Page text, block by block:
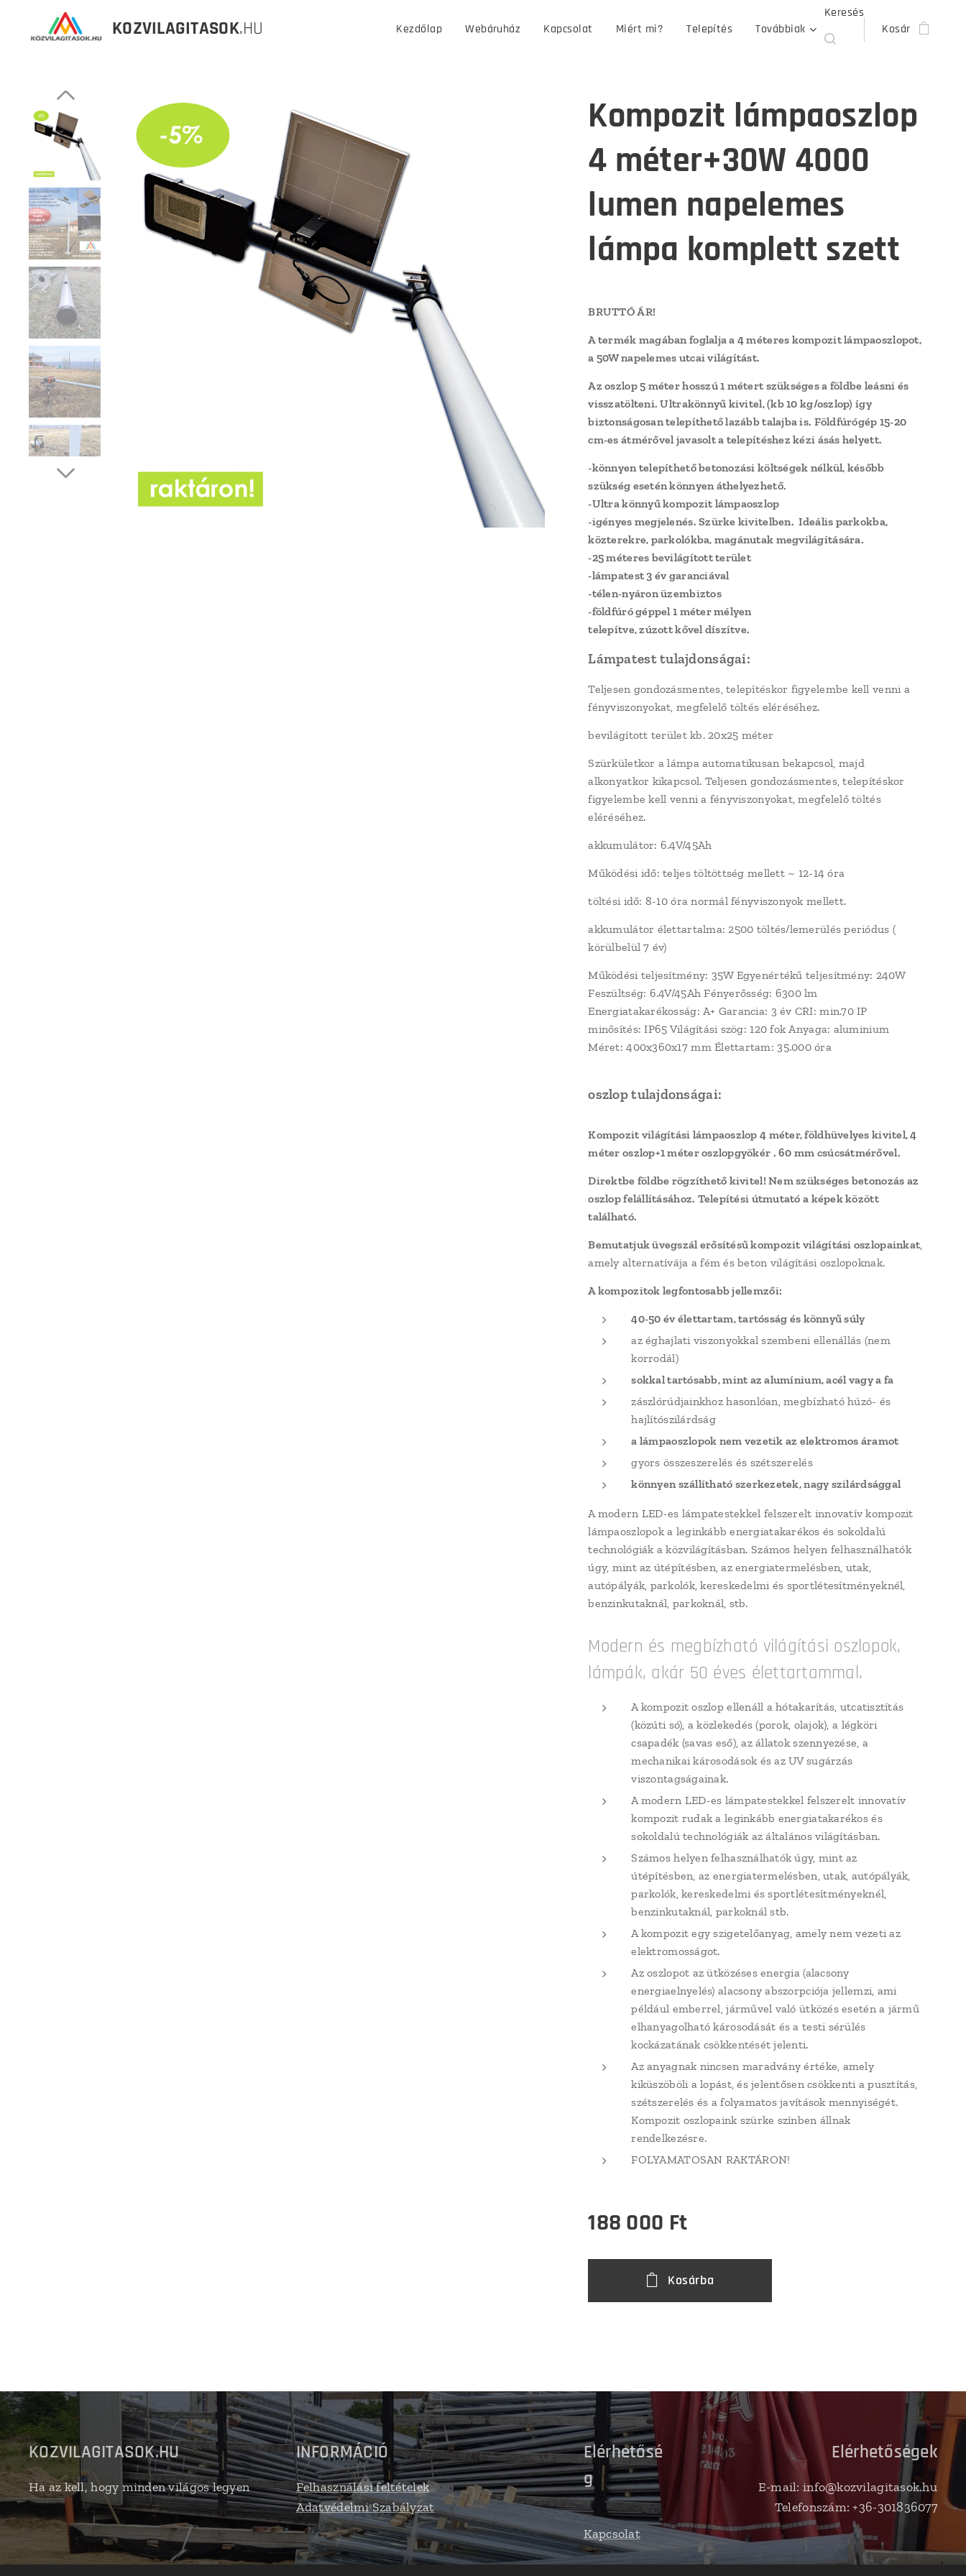
KOZVILAGITASOK.HU Kezdőlap Webáruház Kapcsolat Miért mi? Telepítés Továbbiak
Keresés
Kosár
Kompozit lámpaoszlop
4 méter+30W 4000
lumen napelemes
lámpa komplett szett
BRUTTÓ ÁR!
A termék magában foglalja a 4 méteres kompozit lámpaoszlopot,
a 50W napelemes utcai világítást.
Az oszlop 5 méter hosszú 1 métert szükséges a földbe leásni és
visszatölteni. Ultrakönnyű kivitel, (kb 10 kg/oszlop) így
biztonságosan telepíthető lazább talajba is. Földfúrógép 15-20
cm-es átmérővel javasolt a telepítéshez kézi ásás helyett.
-könnyen telepíthető betonozási költségek nélkül, később
szükség esetén könnyen áthelyezhető.
-Ultra könnyű kompozit lámpaoszlop
-igényes megjelenés. Szürke kivitelben. Ideális parkokba,
közterekre, parkolókba, magánutak megvilágítására.
-25 méteres bevilágított terület
-lámpatest 3 év garanciával
-télen-nyáron üzembiztos
-földfúró géppel 1 méter mélyen
telepítve, zúzott kővel díszítve.
Lámpatest tulajdonságai:
Teljesen gondozásmentes, telepítéskor figyelembe kell venni a
fényviszonyokat, megfelelő töltés eléréséhez.
bevilágított terület kb. 20x25 méter
Szürkületkor a lámpa automatikusan bekapcsol, majd
alkonyatkor kikapcsol. Teljesen gondozásmentes, telepítéskor
figyelembe kell venni a fényviszonyokat, megfelelő töltés
eléréséhez.
akkumulátor: 6.4V/45Ah
Működési idő: teljes töltöttség mellett ~ 12-14 óra
töltési idő: 8-10 óra normál fényviszonyok mellett.
akkumulátor élettartalma: 2500 töltés/lemerülés periódus (
körülbelül 7 év)
Működési teljesítmény: 35W Egyenértékű teljesítmény: 240W
Feszültség: 6.4V/45Ah Fényerősség: 6300 lm
Energiatakarékosság: A+ Garancia: 3 év CRI: min.70 IP
minősítés: IP65 Világítási szög: 120 fok Anyaga: aluminium
Méret: 400x360x17 mm Élettartam: 35.000 óra
oszlop tulajdonságai:
Kompozit világítási lámpaoszlop 4 méter, földhüvelyes kivitel, 4
méter oszlop+1 méter oszlopgyökér . 60 mm csúcsátmérővel.
Direktbe földbe rögzíthető kivitel! Nem szükséges betonozás az
oszlop felállításához. Telepítési útmutató a képek között
található.
Bemutatjuk üvegszál erősítésű kompozit világítási oszlopainkat,
amely alternatívája a fém és beton világítási oszlopoknak.
A kompozitok legfontosabb jellemzői:
40-50 év élettartam, tartósság és könnyű súly
az éghajlati viszonyokkal szembeni ellenállás (nem
korrodál)
sokkal tartósabb, mint az alumínium, acél vagy a fa
zászlórúdjainkhoz hasonlóan, megbízható húzó- és
hajlítószilárdság
a lámpaoszlopok nem vezetik az elektromos áramot
gyors összeszerelés és szétszerelés
könnyen szállítható szerkezetek, nagy szilárdsággal
A modern LED-es lámpatestekkel felszerelt innovatív kompozit
lámpaoszlopok a leginkább energiatakarékos és sokoldalú
technológiák a közvilágításban. Számos helyen felhasználhatók
úgy, mint az útépítésben, az energiatermelésben, utak,
autópályák, parkolók, kereskedelmi és sportlétesítményeknél,
benzinkutaknál, parkoknál, stb.
Modern és megbízható világítási oszlopok,
lámpák, akár 50 éves élettartammal.
A kompozit oszlop ellenáll a hótakarítás, utcatisztítás
(közúti só), a közlekedés (porok, olajok), a légköri
csapadék (savas eső), az állatok szennyezése, a
mechanikai károsodások és az UV sugárzás
viszontagságainak.
A modern LED-es lámpatestekkel felszerelt innovatív
kompozit rudak a leginkább energiatakarékos és
sokoldalú technológiák az általános világításban.
Számos helyen felhasználhatók úgy, mint az
útépítésben, az energiatermelésben, utak, autópályák,
parkolók, kereskedelmi és sportlétesítményeknél,
benzinkutaknál, parkoknál stb.
A kompozit egy szigetelőanyag, amely nem vezeti az
elektromosságot.
Az oszlopot az ütközéses energia (alacsony
energiaelnyelés) alacsony abszorpciója jellemzi, ami
például emberrel, járművel való ütközés esetén a jármű
elhanyagolható károsodását és a testi sérülés
kockázatának csökkentését jelenti.
Az anyagnak nincsen maradvány értéke, amely
kiküszöböli a lopást, és jelentősen csökkenti a pusztítás,
szétszerelés és a folyamatos javítások mennyiségét.
Kompozit oszlopaink szürke színben állnak
rendelkezésre.
FOLYAMATOSAN RAKTÁRON!
188 000 Ft
Kosárba
KOZVILAGITASOK.HU
Ha az kell, hogy minden világos legyen
INFORMÁCIÓ
Felhasználási feltételek
Adatvédelmi Szabályzat
Elérhetősé
g
Kapcsolat
Elérhetőségek
E-mail: info@kozvilagitasok.hu
Telefonszám: +36-301836077